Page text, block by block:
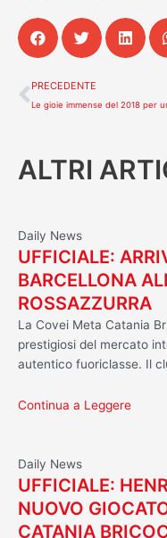
Precedente
PRECEDENTE
ALTRI
Daily News
UFFICIALE:
BARCELLONA
ROSSAZZURRA
La Covei Meta Catania
prestigiosi del mercato
autentico fuoriclasse. Il
Continua a Leggere
Daily News
UFFICIALE:
NUOVO
CATANIA